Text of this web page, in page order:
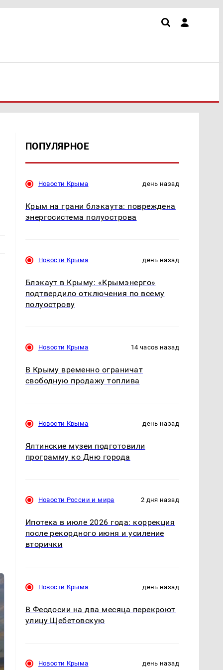
СМИ: В Химках на
ПОПУЛЯРНОЕ
Новости Крыма день назад
Крым на грани блэкаута: повреждена
энергосистема полуострова
Новости Крыма день назад
Блэкаут в Крыму: «Крымэнерго»
подтвердило отключения по всему
полуострову
Новости Крыма 14 часов назад
В Крыму временно ограничат
свободную продажу топлива
Новости Крыма день назад
Ялтинские музеи подготовили
программу ко Дню города
Новости России и мира 2 дня назад
Ипотека в июле 2026 года: коррекция
после рекордного июня и усиление
вторички
Новости Крыма день назад
В Феодосии на два месяца перекроют
улицу Щебетовскую
Новости Крыма день назад